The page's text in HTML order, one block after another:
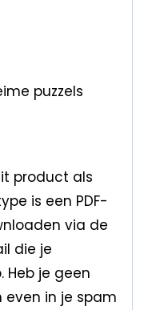
puzzels
product als
is een PDF-
via de
die je
je geen
even in je spam